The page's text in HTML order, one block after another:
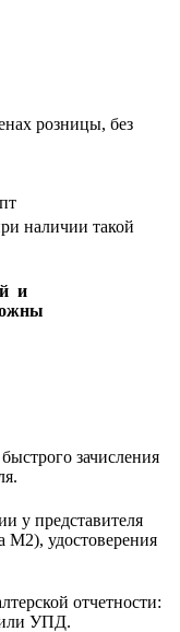
розницы, без
наличии такой
и
зачисления
у представителя
M2), удостоверения
отчетности:
или УПД.